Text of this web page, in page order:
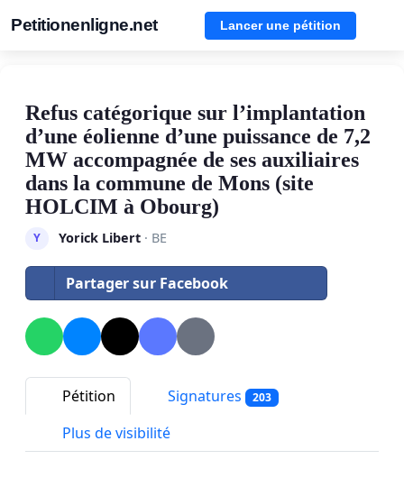
Petitionenligne.net Lancer une pétition
Refus catégorique sur l’implantation
d’une éolienne d’une puissance de 7,2
MW accompagnée de ses auxiliaires
dans la commune de Mons (site
HOLCIM à Obourg)
Y Yorick Libert· BE
Partager sur Facebook
Pétition Signatures 203
Plus de visibilité